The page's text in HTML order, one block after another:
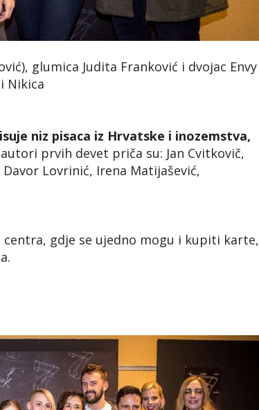
glumica Judita Franković i dvojac Envy
Nikica
niz pisaca iz Hrvatske i inozemstva,
prvih devet priča su: Jan Cvitkovič,
Lovrinić, Irena Matijašević,
gdje se ujedno mogu i kupiti karte,